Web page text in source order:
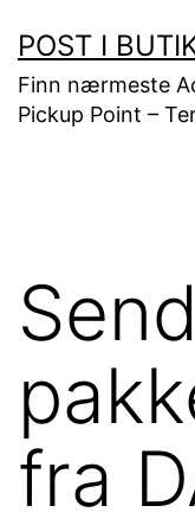
til
innhold
POST I
Finn nærmeste
Pickup Point –
fra